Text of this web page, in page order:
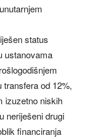
status
ustanovama
transfera od 12%,
izuzetno niskih
neriješeni drugi
financiranja